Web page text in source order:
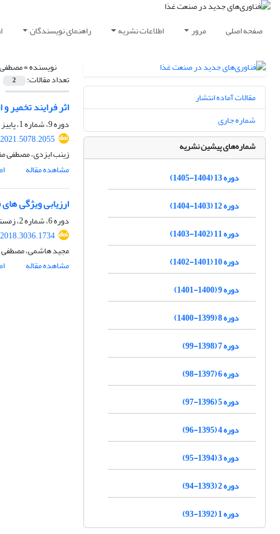
صفحه اصلی مرور اطلاعات نشریه راهنمای نویسندگان
نویسنده =
تعداد مقالات: 2
اثر فرایند تخمیر
دوره 9، شماره 1، پاییز 1400، صفحه
زینب ایزدی، مصطفی
مشاهده مقاله
ارزیابی ویژگی
دوره 6، شماره 2، زمستان 1397، صفحه
مجید هاشمی، مصطفی
مشاهده مقاله
مقالات آماده انتشار
شماره جاری
شماره‌های پیشین نشریه
دوره 13 (1404-1405)
دوره 12 (1403-1404)
دوره 11 (1402-1403)
دوره 10 (1401-1402)
دوره 9 (1400-1401)
دوره 8 (1399-1400)
دوره 7 (1398-99)
دوره 6 (1397-98)
دوره 5 (1396-97)
دوره 4 (1395-96)
دوره 3 (1394-95)
دوره 2 (1393-94)
دوره 1 (1392-93)